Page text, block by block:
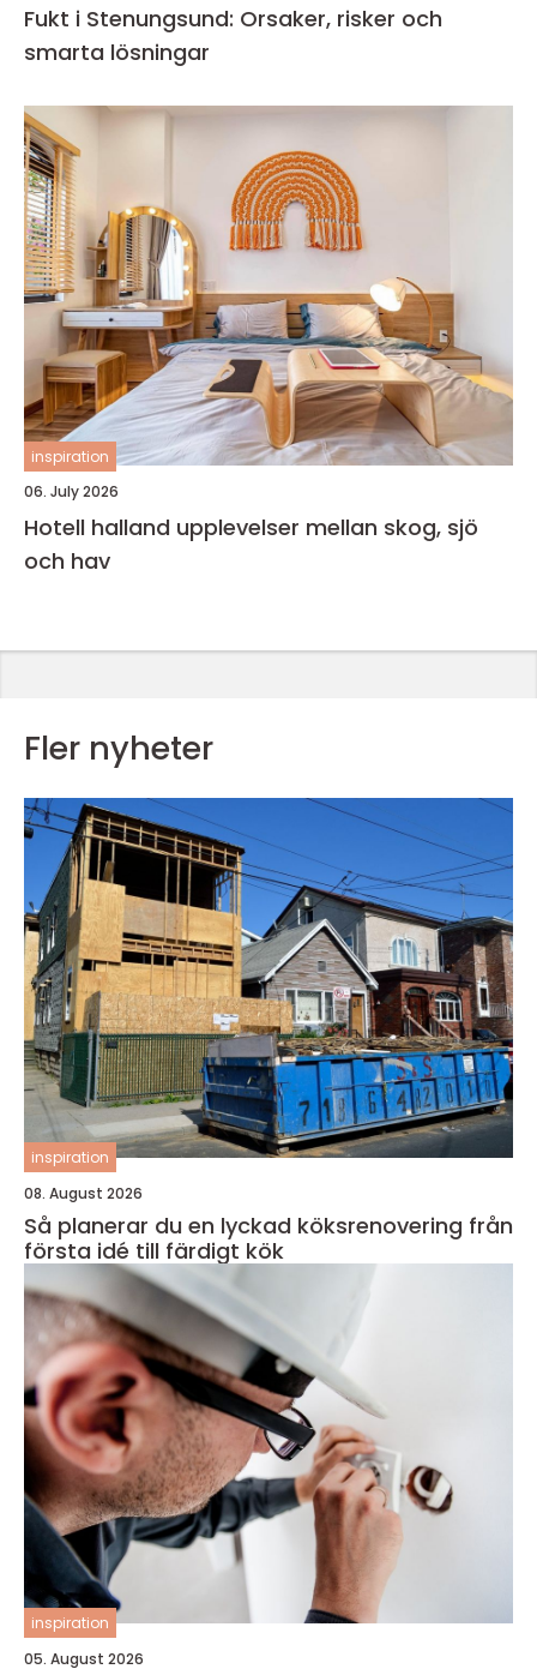
Fukt i Stenungsund: Orsaker, risker och
smarta lösningar
inspiration
06. July 2026
Hotell halland upplevelser mellan skog, sjö
och hav
Fler nyheter
inspiration
08. August 2026
Så planerar du en lyckad köksrenovering från
första idé till färdigt kök
inspiration
05. August 2026